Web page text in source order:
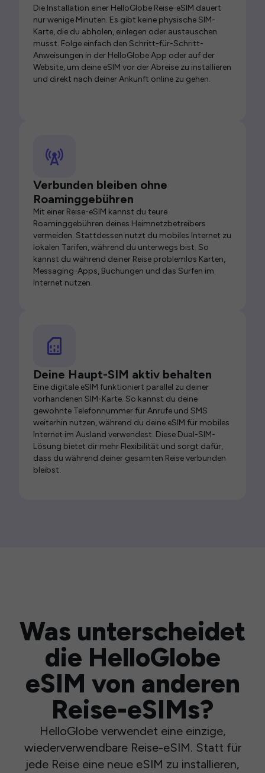
Die Installation einer HelloGlobe Reise-eSIM dauert
nur wenige Minuten. Es gibt keine physische SIM-
Karte, die du abholen, einlegen oder austauschen
musst. Folge einfach den Schritt-für-Schritt-
Anweisungen in der HelloGlobe App oder auf der
Website, um deine eSIM vor der Abreise zu installieren
und direkt nach deiner Ankunft online zu gehen.
Verbunden bleiben ohne
Roaminggebühren
Mit einer Reise-eSIM kannst du teure
Roaminggebühren deines Heimnetzbetreibers
vermeiden. Stattdessen nutzt du mobiles Internet zu
lokalen Tarifen, während du unterwegs bist. So
kannst du während deiner Reise problemlos Karten,
Messaging-Apps, Buchungen und das Surfen im
Internet nutzen.
Deine Haupt-SIM aktiv behalten
Eine digitale eSIM funktioniert parallel zu deiner
vorhandenen SIM-Karte. So kannst du deine
gewohnte Telefonnummer für Anrufe und SMS
weiterhin nutzen, während du deine eSIM für mobiles
Internet im Ausland verwendest. Diese Dual-SIM-
Lösung bietet dir mehr Flexibilität und sorgt dafür,
dass du während deiner gesamten Reise verbunden
bleibst.
Was unterscheidet
die HelloGlobe
eSIM von anderen
Reise-eSIMs?
HelloGlobe verwendet eine einzige,
wiederverwendbare Reise-eSIM. Statt für
jede Reise eine neue eSIM zu installieren,